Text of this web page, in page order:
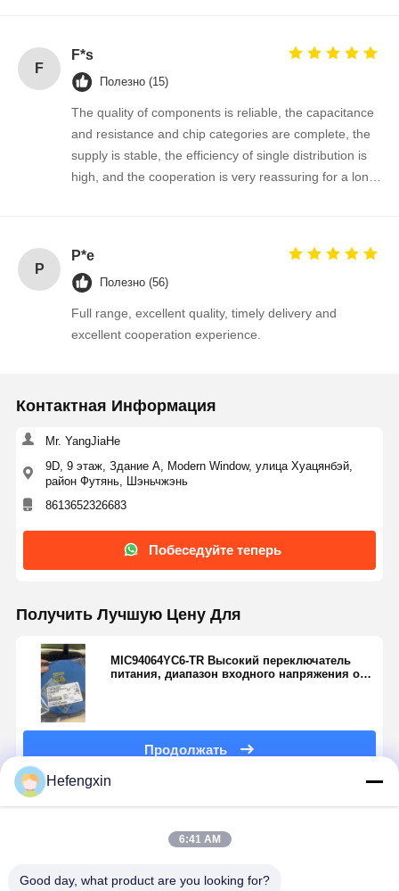
Страница
Фабрика
Контроль
Контактные
Новости
Побеседуйте
Разнослоистый керамический конденсатор
Резистор толстой пленки
Диод Шоттки
Транзистор MOSFET
транзистор двухполярного соединения
F
F*s
Полезно (15)
The quality of components is reliable, the capacitance
and resistance and chip categories are complete, the
supply is stable, the efficiency of single distribution is
high, and the cooperation is very reassuring for a long
P
P*e
Полезно (56)
Full range, excellent quality, timely delivery and
excellent cooperation experience.
Контактная Информация
Mr. YangJiaHe
9D, 9 этаж, Здание A, Modern Window, улица Хуацянбэй,
район Футянь, Шэньчжэнь
8613652326683
Побеседуйте теперь
Получить Лучшую Цену Для
MIC94064YC6-TR Высокий переключатель
питания, диапазон входного напряжения от
Продолжать
Hefengxin
6:41 AM
Good day, what product are you looking for?